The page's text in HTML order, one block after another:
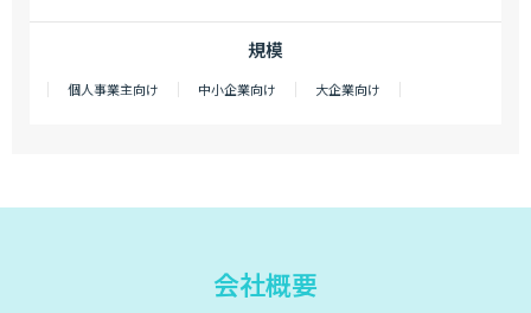
規模
個人事業主向け 中小企業向け 大企業向け
会社概要